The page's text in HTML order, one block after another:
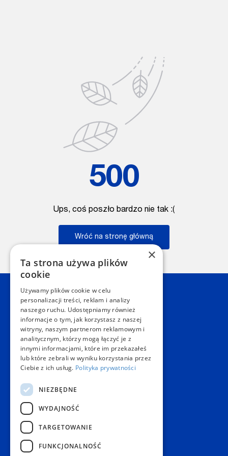
500
Ups, coś poszło bardzo nie tak :(
Wróć na stronę główną
Kontakt
Dział Obsługi Klienta Warszawa
Czynne: NON-STOP
Telefon:+48 22 628 62 52
E-mail: kontakt@copygeneral.pl
Punkty
Aleje Jerozolimskie 93
02-001 Warszawa
Czynne:
Pon. - Sob.: 08:00 - 20:00
Niedz.: nieczynne
Popularne produkty
×
Ta strona używa plików
cookie
Używamy plików cookie w celu
personalizacji treści, reklam i analizy
naszego ruchu. Udostępniamy również
informacje o tym, jak korzystasz z naszej
witryny, naszym partnerom reklamowym i
analitycznym, którzy mogą łączyć je z
innymi informacjami, które im przekazałeś
lub które zebrali w wyniku korzystania przez
Ciebie z ich usług. Polityka prywatności
NIEZBĘDNE
WYDAJNOŚĆ
TARGETOWANIE
FUNKCJONALNOŚĆ